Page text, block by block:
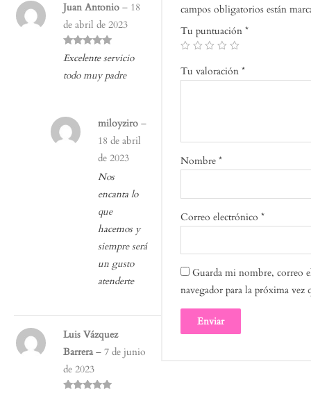
Valorado
con5de 5
Juan Antonio – 18
de abril de 2023
Excelente servicio
todo muy padre
miloyziro –
18 de abril
de 2023
Nos
encanta lo
que
hacemos y
siempre será
un gusto
atenderte
Luis Vázquez
Barrera– 7 de junio
de 2023
campos obligatorios están
Tu puntuación*
Tu valoración*
Nombre*
Correo electrónico*
Guarda mi nombre, correo
navegador para la próxima vez